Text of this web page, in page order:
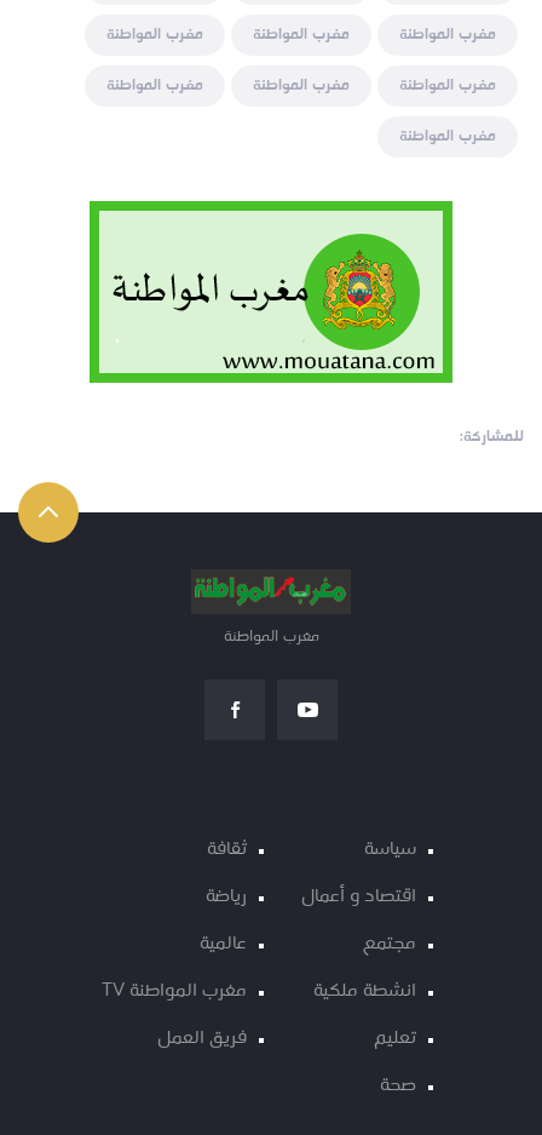
مغرب المواطنة
مغرب المواطنة
مغرب المواطنة
مغرب المواطنة
مغرب المواطنة
مغرب المواطنة
مغرب المواطنة
للمشاركة:
مغرب المواطنة
سياسة
اقتصاد و أعمال
مجتمع
انشطة ملكية
تعليم
صحة
ثقافة
رياضة
عالمية
مغرب المواطنة TV
فريق العمل